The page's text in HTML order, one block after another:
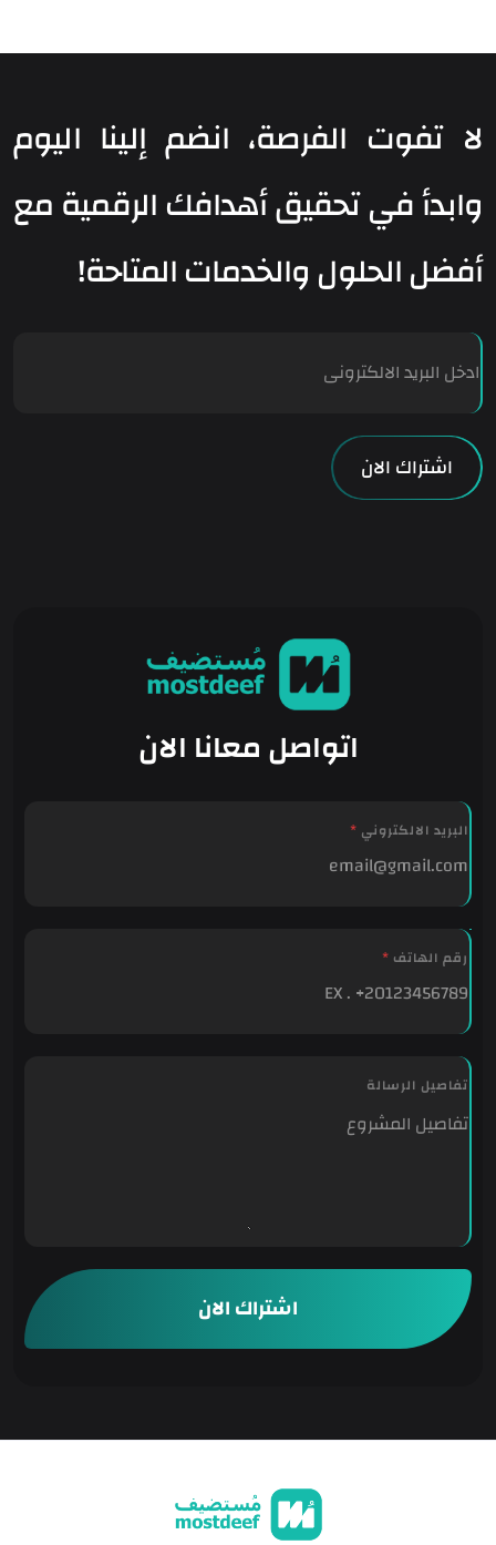
لا تفوت الفرصة، انضم إلينا اليوم
وابدأ في تحقيق أهدافك الرقمية مع
أفضل الحلول والخدمات المتاحة!
m
a
l
*
اشتراك الان
اتواصل معانا الان
البريد الالكتروني *
ا
ل
ر
ا
ل
ة
ت
ف
ل
م
رقم الهاتف *
تفاصيل الرسالة
اشتراك الان